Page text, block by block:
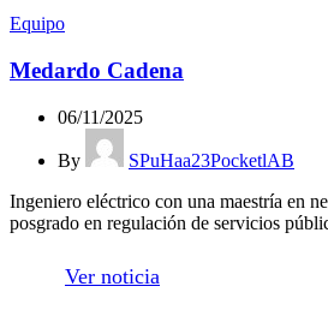
Equipo
Medardo Cadena
06/11/2025
By
SPuHaa23PocketlAB
Ingeniero eléctrico con una maestría en
posgrado en regulación de servicios
Ver noticia